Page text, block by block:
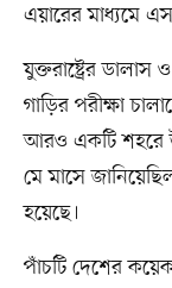
এয়ারের মাধ্যমে
যুক্তরাষ্ট্রের
গাড়ির পরীক্ষা
আরও একটি শহরে
মে মাসে
হয়েছে।
পাঁচটি দেশের